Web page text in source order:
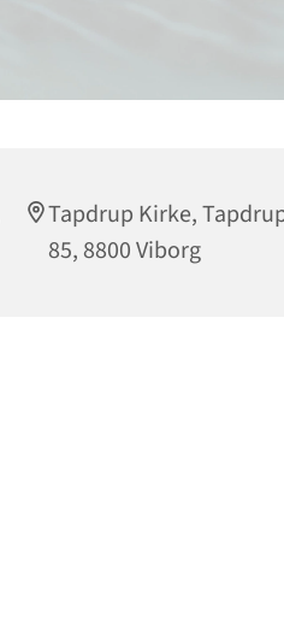
Tapdrup Kirke,
85, 8800 Viborg